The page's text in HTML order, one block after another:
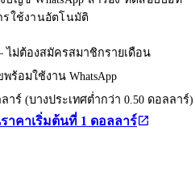
รใช้งานอัตโนมัติ
ไม่ต้องสมัครสมาชิกรายเดือน
ร้อมใช้งาน WhatsApp
าร์ (บางประเทศต่ำกว่า 0.50 ดอลลาร์)
าคาเริ่มต้นที่ 1 ดอลลาร์